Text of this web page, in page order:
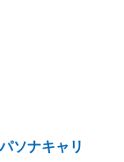
パソナキャリ